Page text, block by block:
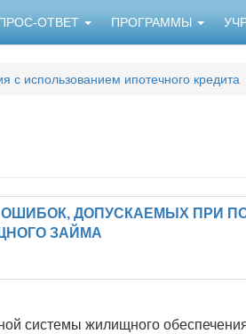
ОТВЕТ ПРОГРАММЫ
использованием ипотечного кредита
ДОПУСКАЕМЫХ ПРИ
ЗАЙМА
системы жилищного